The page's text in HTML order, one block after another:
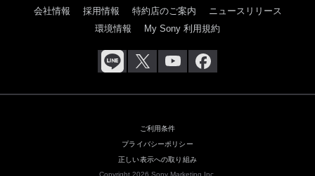
会社情報 採用情報 特約店のご案内
ニュースリリース
環境情報
My Sony 利用規約
ご利用条件
プライバシーポリシー
正しい表示への取り組み
Copyright 2026 Sony Marketing Inc.